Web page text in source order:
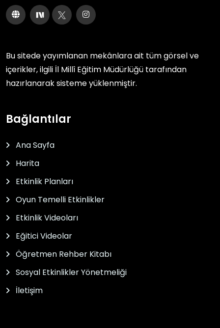
Bu sitede yayımlanan mekânlara ait tüm görsel ve
içerikler, ilgili İl Millî Eğitim Müdürlüğü tarafından
hazırlanarak sisteme yüklenmiştir.
Bağlantılar
Ana Sayfa
Harita
Etkinlik Planları
Oyun Temelli Etkinlikler
Etkinlik Videoları
Eğitici Videolar
Öğretmen Rehber Kitabı
Sosyal Etkinlikler Yönetmeliği
İletişim